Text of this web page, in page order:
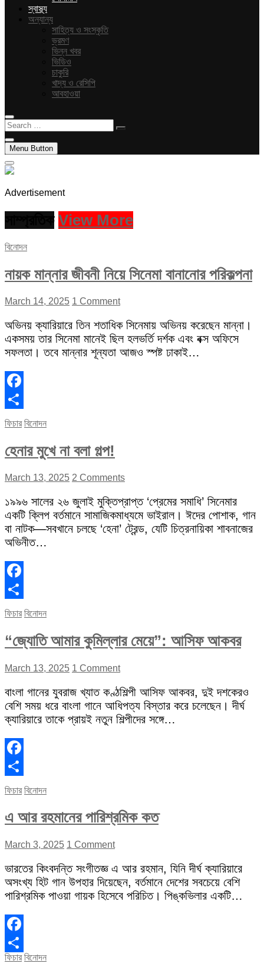
স্বাস্থ্য
অন্যান্য
সাহিত্য ও সংস্কৃতি
ভ্রমণ
ভিন্ন খবর
ভিডিও
চাকুরি
খাদ্য ও রেসিপি
আবহাওয়া
Search
…
Menu Button
Advertisement
View More
বিনোদন
নায়ক মান্নার জীবনী নিয়ে সিনেমা বানানোর পরিকল্পনা
March 14, 2025 1 Comment
অভিনয় ক্যারিয়ারে তিন শতাধিক সিনেমায় অভিনয় করেছেন মান্না।
একসময় তার সিনেমা মানেই ছিল হলভর্তি দর্শক এবং বক্স অফিসে
সফলতা। তবে মান্নার শূন্যতা আজও স্পষ্ট ঢাকাই…
Facebook
Share
ফিচার বিনোদন
হেনার মুখে না বলা গল্প!
March 13, 2025 2 Comments
১৯৯৬ সালের ২৬ জুলাই মুক্তিপ্রাপ্ত ‘প্রেমের সমাধি’ সিনেমার
একটি ক্লিপ বর্তমানে সামাজিকমাধ্যমে ভাইরাল। ঈদের পোশাক, গান
বা নাটক—সবখানে চলছে ‘হেনা’ ট্রেন্ড, যেটি চিত্রনায়িকা শাবনাজের
অভিনীত…
Facebook
Share
ফিচার বিনোদন
“জ্যোতি আমার কুমিল্লার মেয়ে”: আসিফ আকবর
March 13, 2025 1 Comment
বাংলা গানের যুবরাজ খ্যাত কণ্ঠশিল্পী আসিফ আকবর, দুই দশকেরও
বেশি সময় ধরে বাংলা গানে আধিপত্য বিস্তার করে চলেছেন। দীর্ঘ
ক্যারিয়ারে তাকে প্রায়ই নতুন শিল্পীদের সঙ্গে…
Facebook
Share
ফিচার বিনোদন
এ আর রহমানের পারিশ্রমিক কত
March 3, 2025 1 Comment
ভারতের কিংবদন্তি সংগীতজ্ঞ এ আর রহমান, যিনি দীর্ঘ ক্যারিয়ারে
অসংখ্য হিট গান উপহার দিয়েছেন, বর্তমানে দেশের সবচেয়ে বেশি
পারিশ্রমিক পাওয়া গায়ক হিসেবে পরিচিত। পিঙ্কভিলার একটি…
Facebook
Share
ফিচার বিনোদন